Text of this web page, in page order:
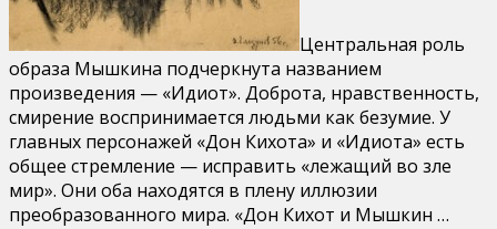
Центральная роль
образа Мышкина подчеркнута названием
произведения — «Идиот». Доброта, нравственность,
смирение воспринимается людьми как безумие. У
главных персонажей «Дон Кихота» и «Идиота» есть
общее стремление — исправить «лежащий во зле
мир». Они оба находятся в плену иллюзии
преобразованного мира. «Дон Кихот и Мышкин …